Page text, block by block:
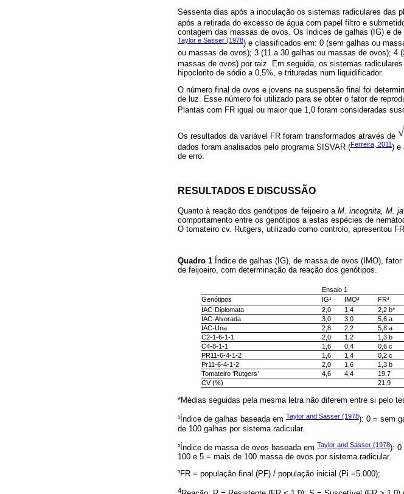
Sessenta dias após a inoculação os sistemas radiculares das
após a retirada do excesso de água com papel filtro e
contagem das massas de ovos. Os índices de galhas (IG) e
Taylor e Sasser (1978) e classificados em: 0 (sem galhas ou
ou massas de ovos); 3 (11 a 30 galhas ou massas de ovos);
massas de ovos) por raiz. Em seguida, os sistemas
hipoclorito de sódio a 0,5%, e trituradas num liquidificador.
O número final de ovos e jovens na suspensão final foi
de luz. Esse número foi utilizado para se obter o fator de
Plantas com FR igual ou maior que 1,0 foram consideradas
Os resultados da variável FR foram transformados através de
dados foram analisados pelo programa SISVAR (Ferreira, 2011) e
de erro.
RESULTADOS E DISCUSSÃO
Quanto à reação dos genótipos de feijoeiro a M. incognita, M.
comportamento entre os genótipos a estas espécies de
O tomateiro cv. Rutgers, utilizado como controlo, apresentou
Quadro 1 Índice de galhas (IG), de massa de ovos (IMO), fator
de feijoeiro, com determinação da reação dos genótipos.
Ensaio 1
Genótipos
IG¹ IMO² FR³
IAC-Diplomata
2,0 1,4 2,2 b*
IAC-Alvorada
3,0 3,0 5,6 a
IAC-Una
2,8 2,2 5,8 a
C2-1-6-1-1
2,0 1,2 1,3 b
C4-8-1-1
1,6 0,4 0,6 c
PR11-6-4-1-2
1,6 1,4 0,2 c
Pr11-6-4-1-2
2,0 1,6 1,3 b
Tomateiro ‘Rutgers’
4,6 4,4 19,7
CV (%)
21,9
*Médias seguidas pela mesma letra não diferem entre si pelo
¹Índice de galhas baseada em Taylor and Sasser (1978): 0 = sem
de 100 galhas por sistema radicular.
²Índice de massa de ovos baseada em Taylor and Sasser (1978): 0
100 e 5 = mais de 100 massa de ovos por sistema radicular.
³FR = população final (PF) / população inicial (Pi =5.000);
4